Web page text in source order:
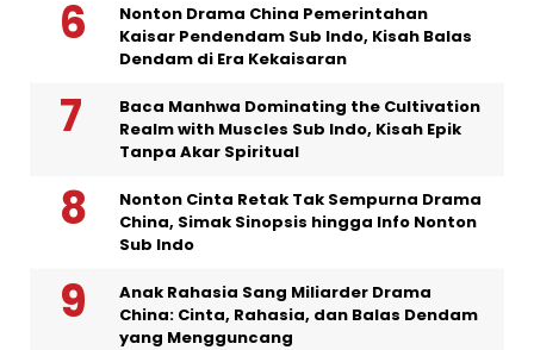
Nonton Drama China Pemerintahan
Kaisar Pendendam Sub Indo, Kisah Balas
Dendam di Era Kekaisaran
Baca Manhwa Dominating the Cultivation
Realm with Muscles Sub Indo, Kisah Epik
Tanpa Akar Spiritual
Nonton Cinta Retak Tak Sempurna Drama
China, Simak Sinopsis hingga Info Nonton
Sub Indo
Anak Rahasia Sang Miliarder Drama
China: Cinta, Rahasia, dan Balas Dendam
yang Mengguncang